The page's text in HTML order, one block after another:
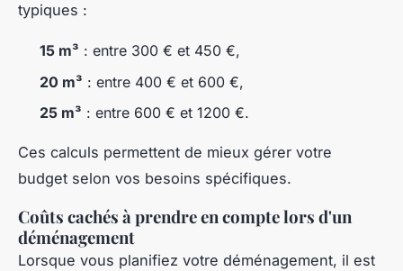
typiques :
15 m³ : entre 300 € et 450 €,
20 m³ : entre 400 € et 600 €,
25 m³ : entre 600 € et 1200 €.
Ces calculs permettent de mieux gérer votre
budget selon vos besoins spécifiques.
Coûts cachés à prendre en compte lors d'un
déménagement
Lorsque vous planifiez votre déménagement, il est